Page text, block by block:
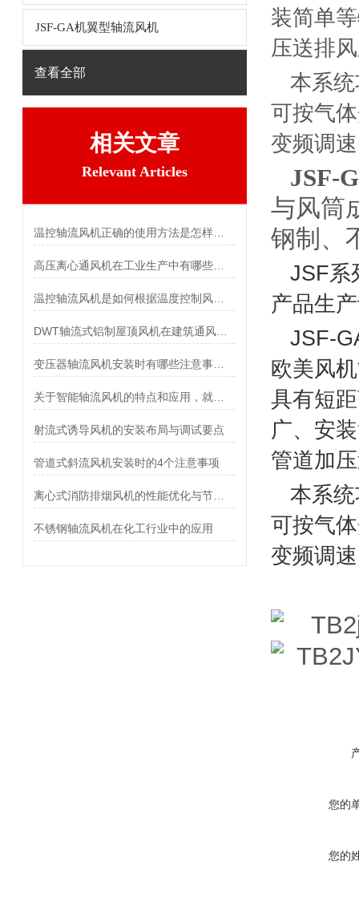
JSF-GA机翼型轴流风机
查看全部
相关文章
Relevant Articles
射流式诱导风机的安装布局与调试要点
管道式斜流风机安装时的4个注意事项
不锈钢轴流风机在化工行业中的应用
装简单
压送排
本系
可按气
变频调
JSF-
与风筒
钢制、
JSF系
产品生
JSF-
欧美风
具有短
广、安
管道加
本系
可按气
变频调
您的
您的